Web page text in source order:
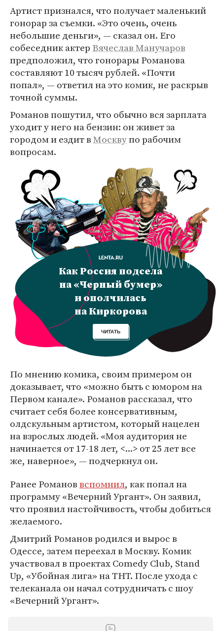
Артист признался, что получает маленький
гонорар за съемки. «Это очень, очень
небольшие деньги», — сказал он. Его
собеседник актер Вячеслав Манучаров
предположил, что гонорары Романова
составляют 10 тысяч рублей. «Почти
попал», — ответил на это комик, не раскрыв
точной суммы.
Романов пошутил, что обычно вся зарплата
уходит у него на бензин: он живет за
городом и ездит вМосквупо рабочим
вопросам.
Как Россия подсела
на «Черный бумер»
и ополчилась
на Киркорова
ЧИТАТЬ
По мнению комика, своим примером он
доказывает, что «можно быть с юмором на
Первом канале». Романов рассказал, что
считает себя более консервативным,
олдскульным артистом, который нацелен
на взрослых людей. «Моя аудитория не
начинается от 17-18 лет, <...> от 25 лет все
же, наверное», — подчеркнул он.
Ранее Романоввспомнил, как попал на
программу «Вечерний Ургант». Он заявил,
что проявил настойчивость, чтобы добиться
желаемого.
Дмитрий Романов родился и вырос в
Одессе, затем переехал в Москву. Комик
участвовал в проектах Comedy Club, Stand
Up, «Убойная лига» на ТНТ. После ухода с
телеканала он начал сотрудничать с шоу
«Вечерний Ургант».